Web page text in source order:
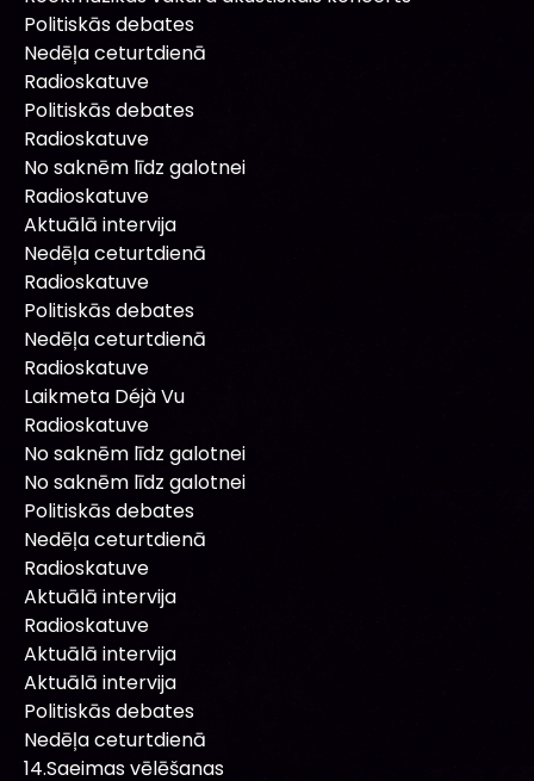
Politiskās debates
Nedēļa ceturtdienā
Radioskatuve
Politiskās debates
Radioskatuve
No saknēm līdz galotnei
Radioskatuve
Aktuālā intervija
Nedēļa ceturtdienā
Radioskatuve
Politiskās debates
Nedēļa ceturtdienā
Radioskatuve
Laikmeta Déjà Vu
Radioskatuve
No saknēm līdz galotnei
No saknēm līdz galotnei
Politiskās debates
Nedēļa ceturtdienā
Radioskatuve
Aktuālā intervija
Radioskatuve
Aktuālā intervija
Aktuālā intervija
Politiskās debates
Nedēļa ceturtdienā
14.Saeimas vēlēšanas